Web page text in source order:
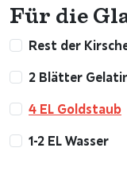
Für die
Rest der
2 Blätter
4 EL Goldstaub
1-2 EL Wasser